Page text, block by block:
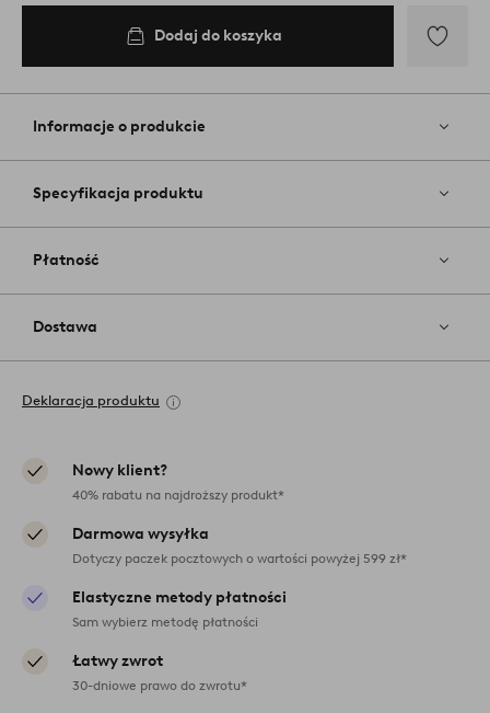
Dodaj do koszyka
do
Informacje o produkcie
Specyfikacja produktu
Płatność
Dostawa
Deklaracja produktu
Nowy klient?
40% rabatu na najdroższy produkt*
Darmowa wysyłka
Dotyczy paczek pocztowych o wartości powyżej 599 zł*
Elastyczne metody płatności
Sam wybierz metodę płatności
Łatwy zwrot
30-dniowe prawo do zwrotu*